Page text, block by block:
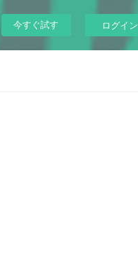
今すぐ試す ログイン